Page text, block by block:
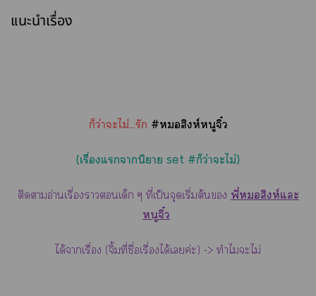
แนะนำเรื่อง
ก็ว่าะไม่…รัก #สิงห์หนูจิ๋ว
(เรื่องแานิยาย set #ก็ว่าะไม่)
ติดาอ่านเรื่องาเด็ก ๆ ที่เป็นจุดเริ่มต้นพี่สิงห์แะ
หนูจิ๋ว
ได้าเรื่อง (จิ้มที่ชื่อเรื่องได้เค่ะ) -> ทำไมะไม่